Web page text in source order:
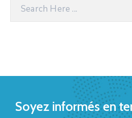
Soyez informés en